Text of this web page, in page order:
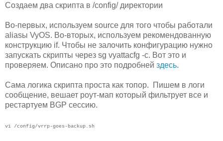
Создаем два скрипта в /config/ директории
Во-первых, используем source для того чтобы работали
aliasы VyOS. Во-вторых, используем рекомендованную
конструкцию if. Чтобы не залочить конфигурацию нужно
запускать скрипты через sg vyattacfg -c. Вот это и
проверяем. Описано про это подробней здесь.
Сама логика скрипта проста как топор. Пишем в логи
сообщение, вешает роут-мап который фильтрует все и
рестартуем BGP сессию.
vi /config/vrrp-goes-backup.sh